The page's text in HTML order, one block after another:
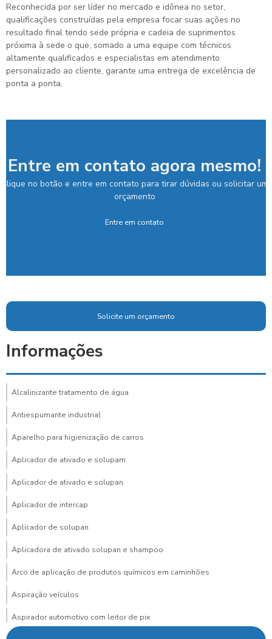
Reconhecida por ser líder no mercado e idônea no setor,
qualificações construídas pela empresa focar suas ações no
resultado final tendo sede própria e cadeia de suprimentos
próxima à sede o que, somado a uma equipe com técnicos
altamente qualificados e especialistas em atendimento
personalizado ao cliente, garante uma entrega de excelência de
ponta a ponta.
Entre em contato agora mesmo!
Clique no botão e entre em contato para tirar dúvidas ou solicitar um
orçamento
Entre em contato
Solicite um orçamento
Informações
Alcalinizante tratamento de água
Antiespumante industrial
Aparelho para higienização de carros
Aplicador de ativado e solupam
Aplicador de ativado e solupan
Aplicador de intercap
Aplicador de solupan
Aplicadora de ativado solupan e shampoo
Arco de aplicação de produtos químicos em caminhões
Aspiração veículos
Aspirador automotivo com leitor de pix